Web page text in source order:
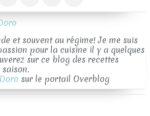
et souvent au régime! Je me suis
pour la cuisine il y a quelques
sur ce blog des recettes
Doro sur le portail Overblog